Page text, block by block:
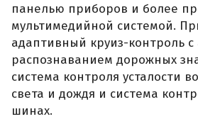
панелью приборов и более
мультимедийной системой.
адаптивный круиз-контроль
распознаванием дорожных
система контроля усталости
света и дождя и система
шинах.